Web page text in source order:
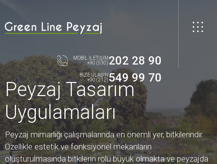
MOBİL İLETİŞİM
+90 (530)202 28 90
BİZE ULAŞIN
+90 (212)549 99 70
Peyzaj Tasarım
Uygulamaları
Peyzaj mimarlığı çalışmalarında en önemli yer, bitkilerindir.
Özellikle estetik ve fonksiyonel mekanların
oluşturulmasında bitkilerin rolü büyük olmakta ve peyzajda